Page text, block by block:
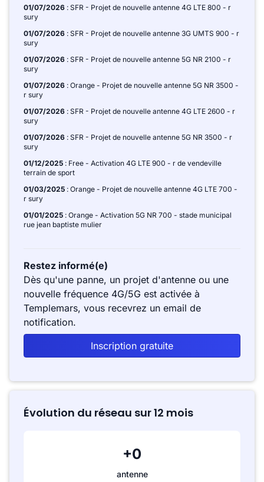
01/07/2026 : SFR - Projet de nouvelle antenne 4G LTE 800 - r
sury
01/07/2026 : SFR - Projet de nouvelle antenne 3G UMTS 900 - r
sury
01/07/2026 : SFR - Projet de nouvelle antenne 5G NR 2100 - r
sury
01/07/2026 : Orange - Projet de nouvelle antenne 5G NR 3500 -
r sury
01/07/2026 : SFR - Projet de nouvelle antenne 4G LTE 2600 - r
sury
01/07/2026 : SFR - Projet de nouvelle antenne 5G NR 3500 - r
sury
01/12/2025 : Free - Activation 4G LTE 900 - r de vendeville
terrain de sport
01/03/2025 : Orange - Projet de nouvelle antenne 4G LTE 700 -
r sury
01/01/2025 : Orange - Activation 5G NR 700 - stade municipal
rue jean baptiste mulier
Restez informé(e)
Dès qu'une panne, un projet d'antenne ou une
nouvelle fréquence 4G/5G est activée à
Templemars, vous recevrez un email de
notification.
Inscription gratuite
Évolution du réseau sur 12 mois
+0
antenne